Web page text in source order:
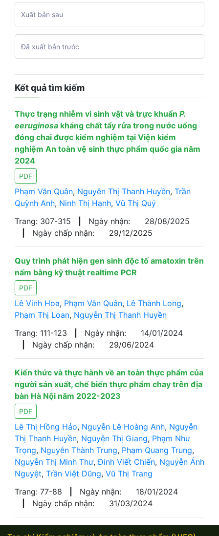
Kết quả tìm kiếm
Thực trạng nhiễm vi sinh vật và trực khuẩn P.
eeruginosa kháng chất tẩy rửa trong nước uống
đóng chai được kiểm nghiệm tại Viện kiểm
nghiệm An toàn vệ sinh thực phẩm quốc gia năm
2024
PDF
Phạm Văn Quân, Nguyễn Thị Thanh Huyền, Trần
Quỳnh Anh, Ninh Thị Hạnh, Vũ Thị Quý
Trang: 307-315
Ngày nhận:
28/08/2025
Ngày chấp nhận: 29/12/2025
Quy trình phát hiện gen sinh độc tố amatoxin trên
nấm bằng kỹ thuật realtime PCR
PDF
Lê Vinh Hoa, Phạm Văn Quân, Lê Thành Long,
Phạm Thị Loan, Nguyễn Thị Thanh Huyền
Trang: 111-123
Ngày nhận:
14/01/2024
Ngày chấp nhận: 29/06/2024
Kiến thức và thực hành về an toàn thực phẩm của
người sản xuất, chế biến thực phẩm chay trên địa
bàn Hà Nội năm 2022-2023
PDF
Lê Thị Hồng Hảo, Nguyễn Lê Hoàng Anh, Nguyễn
Thị Thanh Huyền, Nguyễn Thị Giang, Phạm Như
Trọng, Nguyễn Thành Trung, Phạm Quang Trung,
Nguyễn Thị Minh Thư,Đinh Viết Chiến, Nguyễn Ánh
Nguyệt, Trần Việt Dũng, Vũ Thị Trang
Trang: 77-88
Ngày nhận:
18/01/2024
Ngày chấp nhận: 31/03/2024